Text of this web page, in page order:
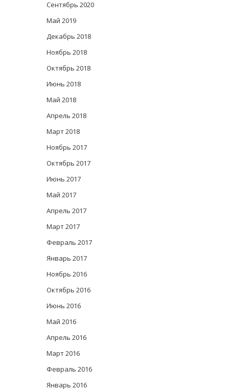
Сентябрь 2020
Май 2019
Декабрь 2018
Ноябрь 2018
Октябрь 2018
Июнь 2018
Май 2018
Апрель 2018
Март 2018
Ноябрь 2017
Октябрь 2017
Июнь 2017
Май 2017
Апрель 2017
Март 2017
Февраль 2017
Январь 2017
Ноябрь 2016
Октябрь 2016
Июнь 2016
Май 2016
Апрель 2016
Март 2016
Февраль 2016
Январь 2016